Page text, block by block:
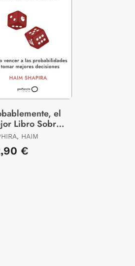
el
Libro Sobre
Jamas
HAIM
€